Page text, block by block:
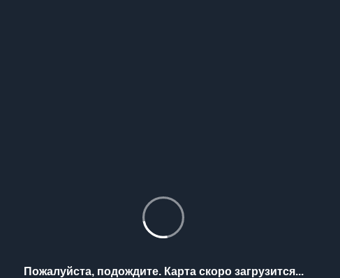
Пожалуйста, подождите. Карта скоро загрузится...